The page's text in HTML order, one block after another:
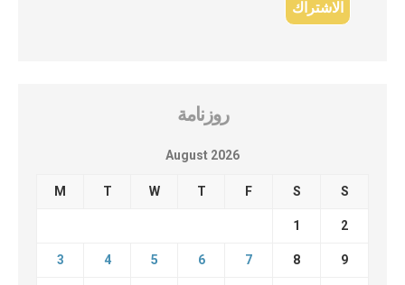
روزنامة
August 2026
M T W T F S S
1 2
3 4 5 6 7 8 9